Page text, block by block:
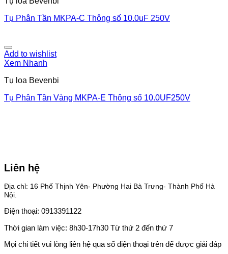
Tụ Phân Tần MKPA-C Thông số 10.0uF 250V
Add to wishlist
Xem Nhanh
Tụ loa Bevenbi
Tụ Phân Tần Vàng MKPA-E Thông số 10.0UF250V
Liên hệ
Địa chỉ: 16 Phố Thịnh Yên- Phường Hai Bà Trưng- Thành Phố Hà
Nội.
Điện thoại: 0913391122
Thời gian làm việc: 8h30-17h30 Từ thứ 2 đến thứ 7
Mọi chi tiết vui lòng liên hệ qua số điện thoại trên để được giải đáp